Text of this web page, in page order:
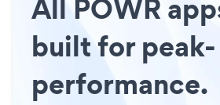
All POWR
built for peak-
performance.